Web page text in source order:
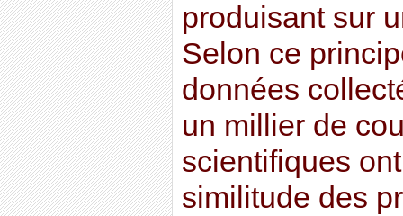
produisant sur
Selon ce
données
un millier de
scientifiques
similitude des